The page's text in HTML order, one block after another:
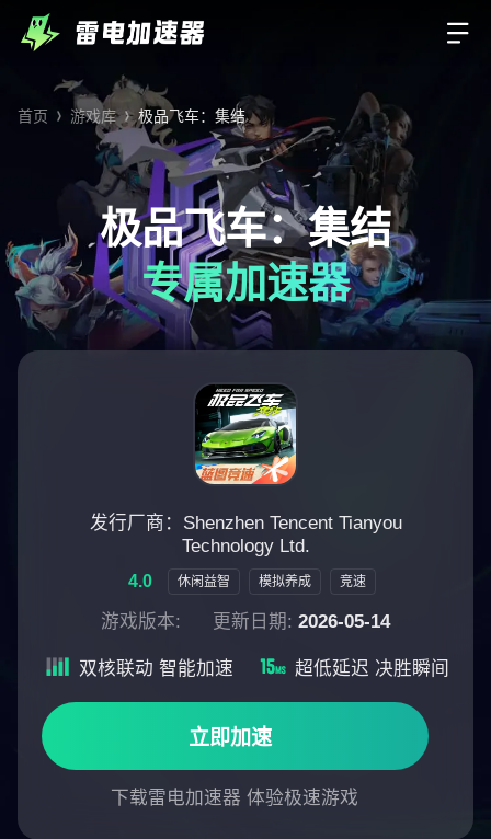
首页 游戏库 极品飞车：集结
极品飞车：集结
专属加速器
发行厂商：Shenzhen Tencent Tianyou
Technology Ltd.
4.0 休闲益智 模拟养成 竞速
游戏版本: 更新日期: 2026-05-14
立即加速
下载雷电加速器 体验极速游戏
双核联动 智能加速 超低延迟 决胜瞬间